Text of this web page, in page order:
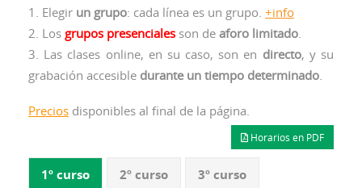
1. Elegir un grupo: cada línea es un grupo. +info
2. Los grupos presenciales son de aforo limitado.
3. Las clases online, en su caso, son en directo, y su
grabación accesible durante un tiempo determinado.
Precios disponibles al final de la página.
Horarios en PDF
1º curso 2º curso 3º curso